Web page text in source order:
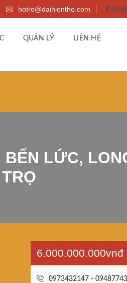
hotro@daihientho.com
QUẢN LÝ LIÊN HỆ
LỨC,
6.000.000.000vnđ
0973432147 -